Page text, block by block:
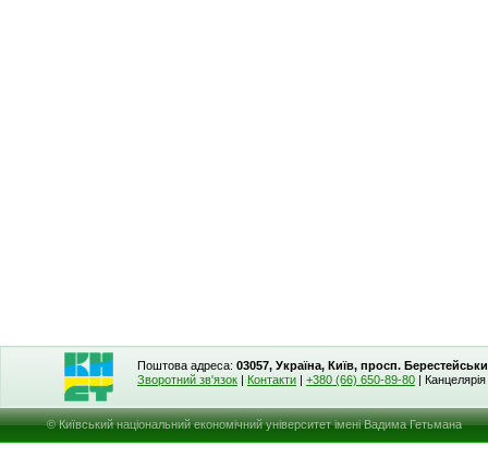
Поштова адреса: 03057, Україна, Київ, просп.
Зворотний зв'язок | Контакти | +380 (66) 650-89-80 | Канцелярія
© Київський національний економічний університет імені Вадима Гетьмана